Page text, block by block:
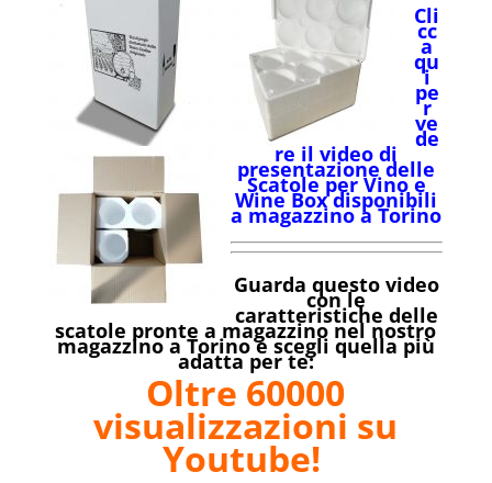
Cli
cc
a
qu
i
pe
r
ve
de
re il video di
presentazione delle
Scatole per Vino e
Wine Box disponibili
a magazzino a Torino
Guarda questo video
con le
caratteristiche delle
scatole pronte a magazzino nel nostro
magazzino a Torino e scegli quella più
adatta per te:
Oltre 60000
visualizzazioni su
Youtube!